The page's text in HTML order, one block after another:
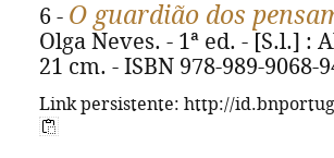
6 - O guardião dos
Olga Neves. - 1ª ed. - [S.l.] :
21 cm. - ISBN 978-989-9068-
Link persistente: http://